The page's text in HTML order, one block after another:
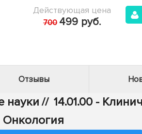
Действующая цена
700 499 руб.
Отзывы
науки // 14.01.00 -
Онкология